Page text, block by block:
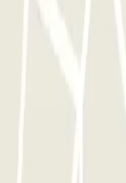
et sortir du